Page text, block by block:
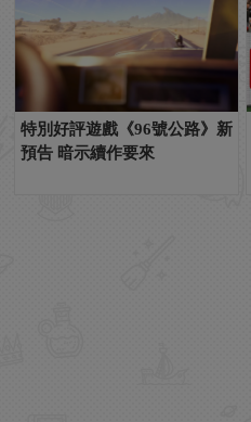
特別好評遊戲《96號公路》新
預告 暗示續作要來